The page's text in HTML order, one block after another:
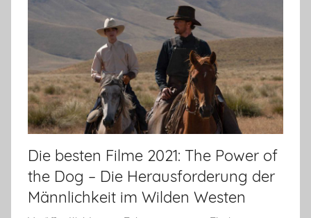
Die besten Filme 2021: The Power of
the Dog – Die Herausforderung der
Männlichkeit im Wilden Westen